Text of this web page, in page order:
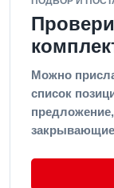
Можно
список